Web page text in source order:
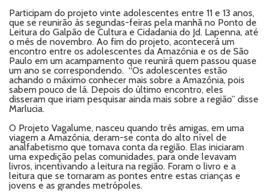
Participam do projeto vinte adolescentes entre 11 e 13 anos,
que se reunirão às segundas-feiras pela manhã no Ponto de
Leitura do Galpão de Cultura e Cidadania do Jd. Lapenna, até
o mês de novembro. Ao fim do projeto, acontecerá um
encontro entre os adolescentes da Amazônia e os de São
Paulo em um acampamento que reunirá quem passou quase
um ano se correspondendo. “Os adolescentes estão
achando o máximo conhecer mais sobre a Amazônia, pois
sabem pouco de lá. Depois do último encontro, eles
disseram que iriam pesquisar ainda mais sobre a região” disse
Marlucia.
O Projeto Vagalume, nasceu quando três amigas, em uma
viagem a Amazônia, deram-se conta do alto nível de
analfabetismo que tomava conta da região. Elas iniciaram
uma expedição pelas comunidades, para onde levavam
livros, incentivando a leitura na região. Foram o livro e a
leitura que se tornaram as pontes entre estas crianças e
jovens e as grandes metrópoles.